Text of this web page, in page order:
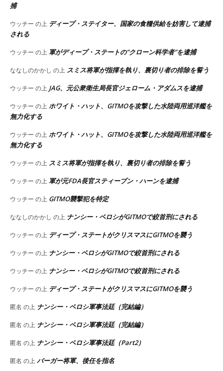
捕
ウッチー の上 ディープ・ステイター、国家の食糧供給を妨害して逮捕
される
ウッチー の上 軍がディープ・ステートの”クローン科学者”を逮捕
ななしのかかし の上 スミス将軍が指揮を執り、裏切り者の排除を誓う
ウッチー の上 JAG、元公衆衛生局長官ジェローム・アダムスを逮捕
ウッチー の上 ホワイト・ハット、GITMOを攻撃した水陸両用巡洋艦を
無力化する
ウッチー の上 ホワイト・ハット、GITMOを攻撃した水陸両用巡洋艦を
無力化する
ウッチー の上 スミス将軍が指揮を執り、裏切り者の排除を誓う
ウッチー の上 軍が元FDA長官スティーブン・ハーンを逮捕
ウッチー の上 GITMO襲撃犯を特定
ななしのかかし の上 ナンシー・ペロシがGITMOで絞首刑にされる
ウッチー の上 ディープ・ステートがクリスマスにGITMOを襲う
ウッチー の上 ナンシー・ペロシがGITMOで絞首刑にされる
ウッチー の上 ナンシー・ペロシがGITMOで絞首刑にされる
ウッチー の上 ディープ・ステートがクリスマスにGITMOを襲う
匿名 の上 ナンシー・ペロシ軍事法廷（完結編）
匿名 の上 ナンシー・ペロシ軍事法廷（完結編）
匿名 の上 ナンシー・ペロシ軍事法廷（Part2）
匿名 の上 バーガー将軍、後任を指名